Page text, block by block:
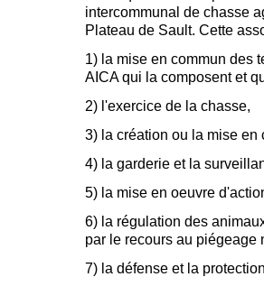
intercommunal de chasse
Plateau de Sault. Cette
1) la mise en commun des
AICA qui la composent et
2) l'exercice de la chasse,
3) la création ou la mise en
4) la garderie et la
5) la mise en oeuvre
6) la régulation des
par le recours au piégeage
7) la défense et la